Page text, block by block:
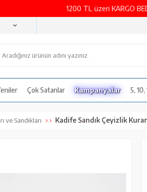
1200 TL üzeri KARGO
Çok Satanlar Kampanyalar 5, 10,
ve Sandıkları Kadife Sandık Çeyizlik Kuran